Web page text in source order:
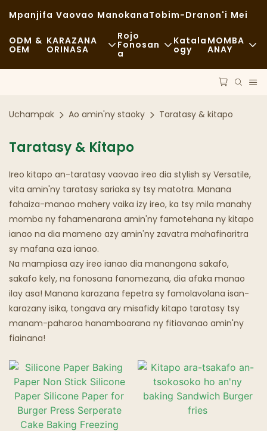
Mpanjifa Vaovao ManokanaTobim-Dranon'i Mei
ODM &
OEM
KARAZANA
ORINASA
Kafe Sy Fivarotana Kafe
Buffet
Kamiao Sakafo
Fanaova-Mofo
Sotro Matavy
Trano Fisakafoanana Matoatoa
Rojo
Fonosan
A
Akora
TECHNOLOGY
Katala
Ogy
MOMBA
ANAY
Bilaogy
Uchampak Ao amin'ny staoky Taratasy & kitapo
Taratasy & Kitapo
Ireo kitapo an-taratasy vaovao ireo dia stylish sy Versatile,
vita amin'ny taratasy sariaka sy tsy matotra. Manana
fahaiza-manao mahery vaika izy ireo, ka tsy mila manahy
momba ny fahamenarana amin'ny famotehana ny kitapo
ianao na dia mameno azy amin'ny zavatra mahafinaritra
sy mafana aza ianao.
Na mampiasa azy ireo ianao dia manangona sakafo,
sakafo kely, na fonosana fanomezana, dia afaka manao
ilay asa! Manana karazana fepetra sy famolavolana isan-
karazany isika, tongava ary misafidy kitapo taratasy tsy
manam-paharoa hanamboarana ny fitiavanao amin'ny
fiainana!